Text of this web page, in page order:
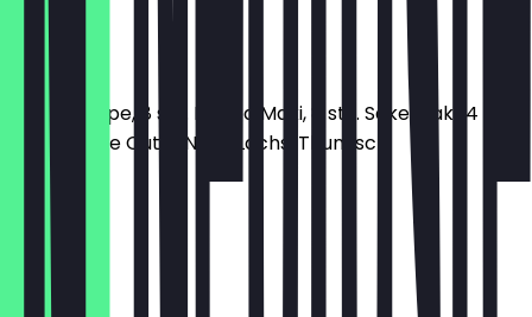
14,90 €
MT 9
1 Miso-Suppe, 8 stk. Kappa Maki, 8 stk. Sake Maki, 4 stk.
Lachs Inside Out, 2 Nigiri: Lachs, Thunfisch
14,90 €